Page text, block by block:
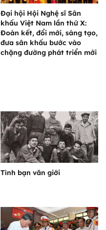
Đại hội Hội Nghệ sĩ Sân
khấu Việt Nam lần thứ X:
Đoàn kết, đổi mới, sáng tạo,
đưa sân khấu bước vào
chặng đường phát triển mới
Tình bạn văn giới